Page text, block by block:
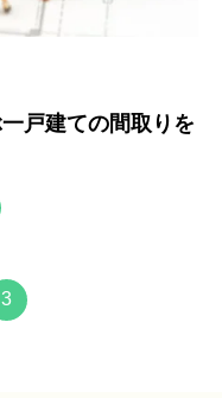
戸建ての間取りを
3